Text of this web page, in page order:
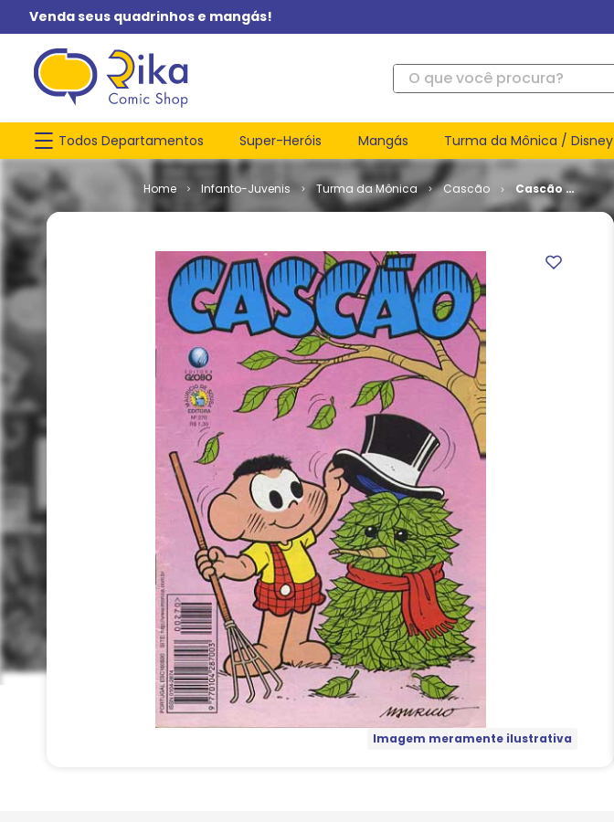
Venda seus quadrinhos e mangás!
O que você procura?
Todos Departamentos Super-Heróis Mangás Turma da Mônica / Disney
Infanto-Juvenis Turma da Mônica Cascão
Cascão #
270
Imagem meramente ilustrativa